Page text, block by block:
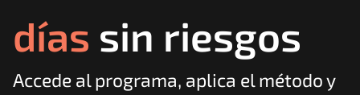
días sin riesgos
Accede al programa, aplica el método y